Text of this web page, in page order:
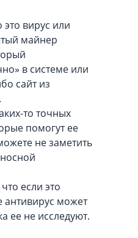
вирус или
майнер
в системе или
сайт из
то точных
помогут ее
не заметить
если это
антивирус может
ее не исследуют.